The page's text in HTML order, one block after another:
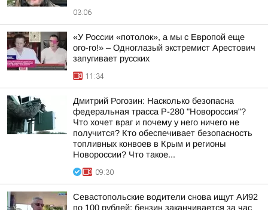
03:06
«У России «потолок», а мы с Европой еще
ого-го!» – Одноглазый экстремист Арестович
запугивает русских
11:34
Дмитрий Рогозин: Насколько безопасна
федеральная трасса Р-280 "Новороссия"?
Что хочет враг и почему у него ничего не
получится? Кто обеспечивает безопасность
топливных конвоев в Крым и регионы
Новороссии? Что такое...
09:30
Севастопольские водители снова ищут АИ92
по 100 рублей: бензин заканчивается за час